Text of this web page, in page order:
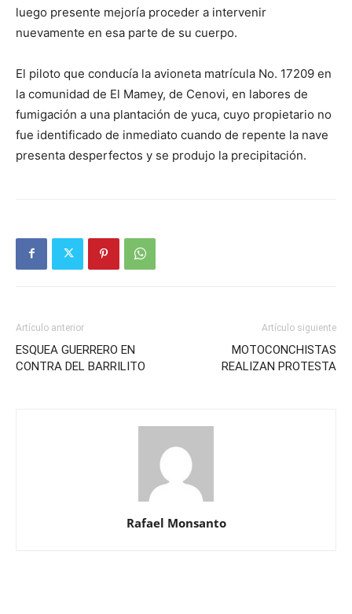
luego presente mejoría proceder a intervenir
nuevamente en esa parte de su cuerpo.
El piloto que conducía la avioneta matrícula No. 17209 en
la comunidad de El Mamey, de Cenovi, en labores de
fumigación a una plantación de yuca, cuyo propietario no
fue identificado de inmediato cuando de repente la nave
presenta desperfectos y se produjo la precipitación.
Artículo anterior
ESQUEA GUERRERO EN
CONTRA DEL BARRILITO
Artículo siguiente
MOTOCONCHISTAS
REALIZAN PROTESTA
Rafael Monsanto